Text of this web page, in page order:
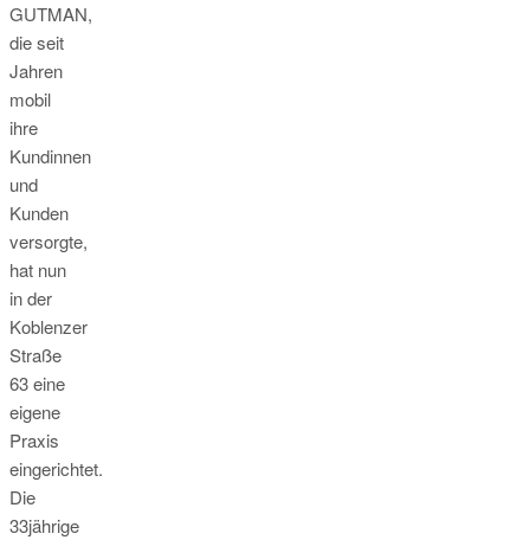
GUTMAN,
die seit
Jahren
mobil
ihre
Kundinnen
und
Kunden
versorgte,
hat nun
in der
Koblenzer
Straße
63 eine
eigene
Praxis
eingerichtet.
Die
33jährige